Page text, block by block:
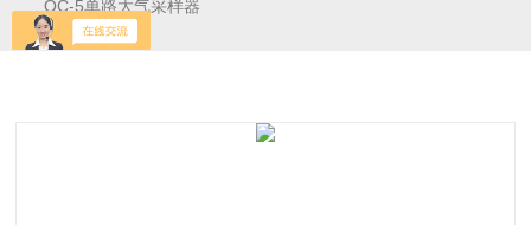
QC-5单路大气采样器